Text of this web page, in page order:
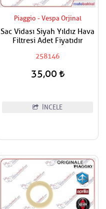
Piaggio - Vespa Orjinal
Sac Vidası Siyah Yıldız Hava
Filtresi Adet Fiyatıdır
258146
35,00
İNCELE